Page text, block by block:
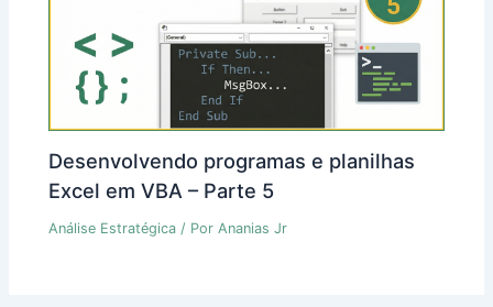
Desenvolvendo programas e planilhas
Excel em VBA – Parte 5
Análise Estratégica / PorAnanias Jr